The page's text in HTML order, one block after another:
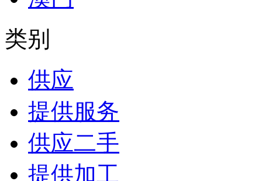
类别
供应
提供服务
供应二手
提供加工